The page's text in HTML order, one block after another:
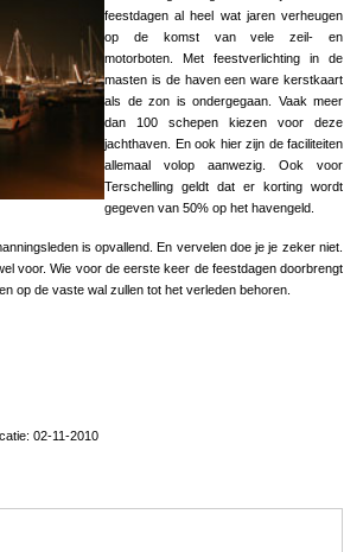
feestdagen al heel wat jaren verheugen
op de komst van vele zeil- en
motorboten. Met feestverlichting in de
masten is de haven een ware kerstkaart
als de zon is ondergegaan. Vaak meer
dan 100 schepen kiezen voor deze
jachthaven. En ook hier zijn de faciliteiten
allemaal volop aanwezig. Ook voor
Terschelling geldt dat er korting wordt
gegeven van 50% op het havengeld.
is opvallend. En vervelen doe je je zeker niet.
voor. Wie voor de eerste keer de feestdagen doorbrengt
op de vaste wal zullen tot het verleden behoren.
02-11-2010